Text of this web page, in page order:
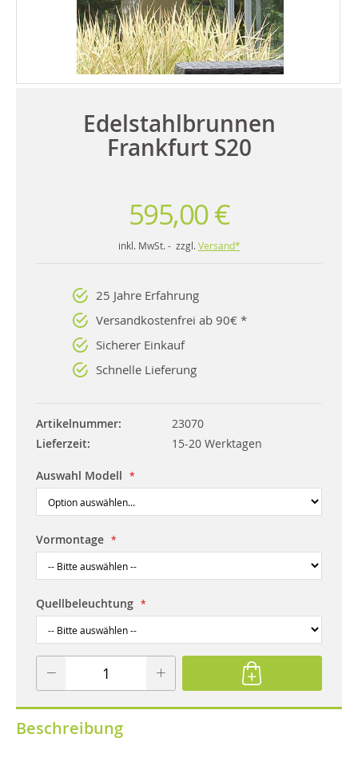
Edelstahlbrunnen
Frankfurt S20
595,00 €
inkl. MwSt. - zzgl. Versand*
25 Jahre Erfahrung
Versandkostenfrei ab 90€ *
Sicherer Einkauf
Schnelle Lieferung
Artikelnummer
23070
Lieferzeit
15-20 Werktagen
Auswahl Modell
Vormontage
Quellbeleuchtung
Beschreibung